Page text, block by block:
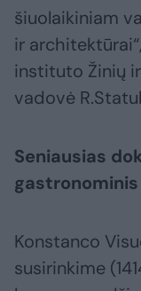
šiuolaikiniam
ir
instituto Žinių
vadovė
Seniausias
Konstanco
susirinkime